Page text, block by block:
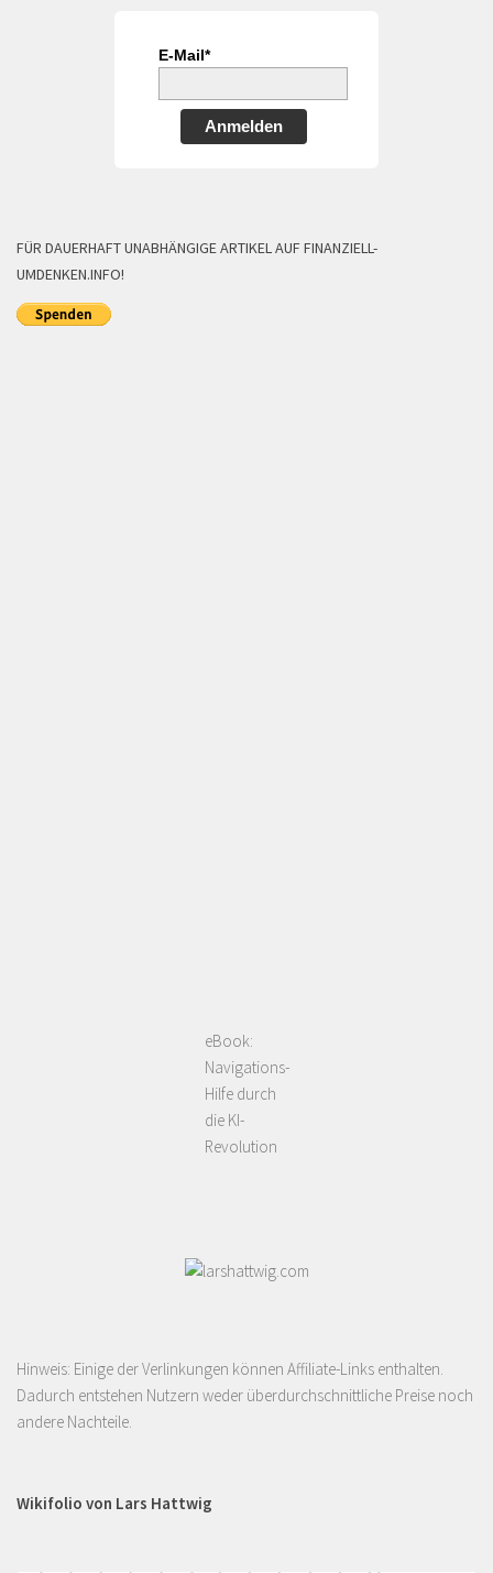
E-Mail*
Anmelden
FÜR DAUERHAFT UNABHÄNGIGE ARTIKEL AUF FINANZIELL-
UMDENKEN.INFO!
eBook:
Navigations-
Hilfe durch
die KI-
Revolution
Hinweis: Einige der Verlinkungen können Affiliate-Links enthalten.
Dadurch entstehen Nutzern weder überdurchschnittliche Preise noch
andere Nachteile.
Wikifolio von Lars Hattwig